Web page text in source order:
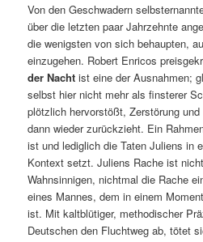
Von den Geschwadern
über die letzten paar Jahrzehnte
die wenigsten von sich behaupten,
einzugehen. Robert Enricos
der Nacht ist eine der Ausnahmen;
selbst hier nicht mehr als finsterer
plötzlich hervorstößt, Zerstörung
dann wieder zurückzieht. Ein
ist und lediglich die Taten Juliens in
Kontext setzt. Juliens Rache ist
Wahnsinnigen, nichtmal die Rache
eines Mannes, dem in einem
ist. Mit kaltblütiger, methodischer
Deutschen den Fluchtweg ab, tötet